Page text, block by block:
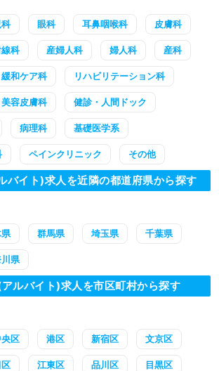
眼科 耳鼻咽喉科 皮膚科
科 産婦人科 婦人科 産科
緩和ケア科 リハビリテーション科
美容皮膚科 健診・人間ドック
病理科 基礎医学系
ペインクリニック その他
バイト)求人を近隣の都道府県から探す
群馬県 埼玉県 千葉県
県
ルバイト)求人を市区町村から探す
区 港区 新宿区 文京区
江東区 品川区 目黒区